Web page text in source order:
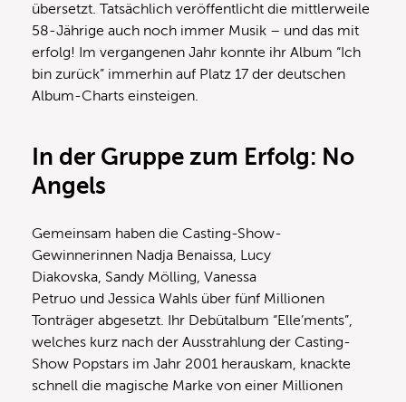
übersetzt. Tatsächlich veröffentlicht die mittlerweile
58-Jährige auch noch immer Musik – und das mit
erfolg! Im vergangenen Jahr konnte ihr Album “Ich
bin zurück” immerhin auf Platz 17 der deutschen
Album-Charts einsteigen.
In der Gruppe zum Erfolg: No
Angels
Gemeinsam haben die Casting-Show-
Gewinnerinnen Nadja Benaissa, Lucy
Diakovska, Sandy Mölling, Vanessa
Petruo und Jessica Wahls über fünf Millionen
Tonträger abgesetzt. Ihr Debütalbum “Elle’ments”,
welches kurz nach der Ausstrahlung der Casting-
Show Popstars im Jahr 2001 herauskam, knackte
schnell die magische Marke von einer Millionen